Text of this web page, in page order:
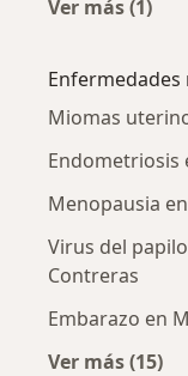
Ver más (1)
Miomas
Endometriosis
Menopausia
Virus del
Contreras
Embarazo en
Ver más (15)